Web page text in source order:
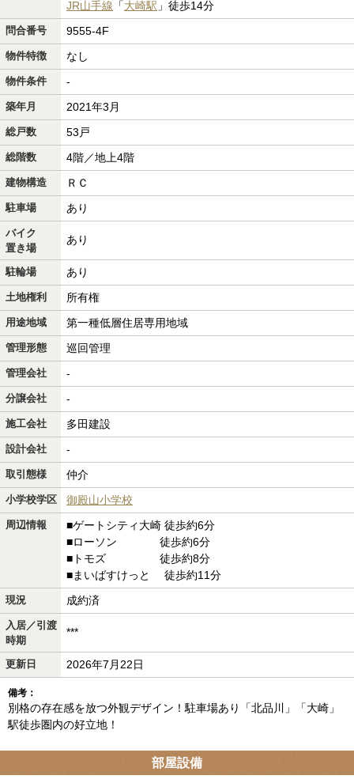
JR山手線 「大崎駅 」徒歩14分
問合番号 9555-4F
物件特徴 なし
物件条件 -
築年月 2021年3月
総戸数 53戸
総階数 4階／地上4階
建物構造 ＲＣ
駐車場 あり
バイク
置き場
あり
駐輪場 あり
土地権利 所有権
用途地域 第一種低層住居専用地域
管理形態 巡回管理
管理会社 -
分譲会社 -
施工会社 多田建設
設計会社 -
取引態様 仲介
小学校学区 御殿山小学校
周辺情報
■ゲートシティ大崎 徒歩約6分
■ローソン 徒歩約6分
■トモズ 徒歩約8分
■まいばすけっと 徒歩約11分
現況 成約済
入居／引渡
時期
***
更新日 2026年7月22日
備考：
別格の存在感を放つ外観デザイン！駐車場あり「北品川」「大崎」
駅徒歩圏内の好立地！
部屋設備